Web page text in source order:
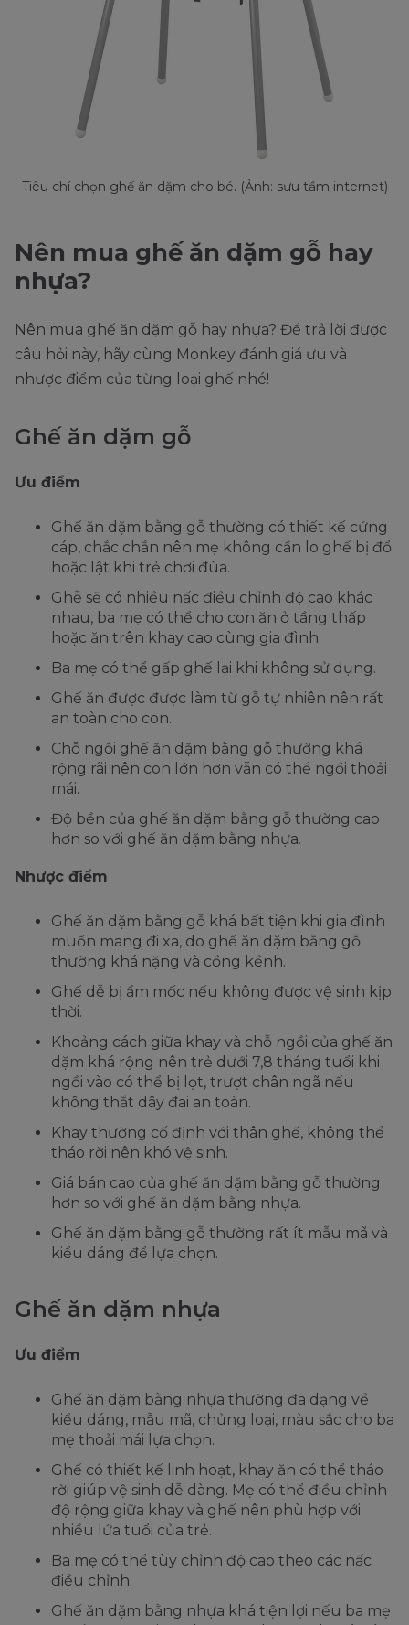
Tiêu chí chọn ghế ăn dặm cho bé. (Ảnh: sưu tầm internet)
Nên mua ghế ăn dặm gỗ hay
nhựa?
Nên mua ghế ăn dặm gỗ hay nhựa? Để trả lời được
câu hỏi này, hãy cùng Monkey đánh giá ưu và
nhược điểm của từng loại ghế nhé!
Ghế ăn dặm gỗ
Ưu điểm
Ghế ăn dặm bằng gỗ thường có thiết kế cứng
cáp, chắc chắn nên mẹ không cần lo ghế bị đổ
hoặc lật khi trẻ chơi đùa.
Ghễ sẽ có nhiều nấc điều chỉnh độ cao khác
nhau, ba mẹ có thể cho con ăn ở tầng thấp
hoặc ăn trên khay cao cùng gia đình.
Ba mẹ có thể gấp ghế lại khi không sử dụng.
Ghế ăn được được làm từ gỗ tự nhiên nên rất
an toàn cho con.
Chỗ ngồi ghế ăn dặm bằng gỗ thường khá
rộng rãi nên con lớn hơn vẫn có thể ngồi thoải
mái.
Độ bền của ghế ăn dặm bằng gỗ thường cao
hơn so với ghế ăn dặm bằng nhựa.
Nhược điểm
Ghế ăn dặm bằng gỗ khá bất tiện khi gia đình
muốn mang đi xa, do ghế ăn dặm bằng gỗ
thường khá nặng và cồng kềnh.
Ghế dễ bị ẩm mốc nếu không được vệ sinh kịp
thời.
Khoảng cách giữa khay và chỗ ngồi của ghế ăn
dặm khá rộng nên trẻ dưới 7,8 tháng tuổi khi
ngồi vào có thể bị lọt, trượt chân ngã nếu
không thắt dây đai an toàn.
Khay thường cố định với thân ghế, không thể
tháo rời nên khó vệ sinh.
Giá bán cao của ghế ăn dặm bằng gỗ thường
hơn so với ghế ăn dặm bằng nhựa.
Ghế ăn dặm bằng gỗ thường rất ít mẫu mã và
kiểu dáng để lựa chọn.
Ghế ăn dặm nhựa
Ưu điểm
Ghế ăn dặm bằng nhựa thường đa dạng về
kiểu dáng, mẫu mã, chủng loại, màu sắc cho ba
mẹ thoải mái lựa chọn.
Ghế có thiết kế linh hoạt, khay ăn có thể tháo
rời giúp vệ sinh dễ dàng. Mẹ có thể điều chỉnh
độ rộng giữa khay và ghế nên phù hợp với
nhiều lứa tuổi của trẻ.
Ba mẹ có thể tùy chỉnh độ cao theo các nấc
điều chỉnh.
Ghế ăn dặm bằng nhựa khá tiện lợi nếu ba mẹ